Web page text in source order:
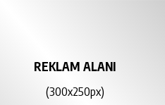
REKLAM ALANI
(300x250px)